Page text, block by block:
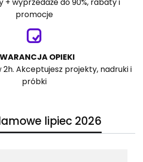
promocje
OPIEKI
Akceptujesz projekty, nadruki i
próbki
lipiec 2026